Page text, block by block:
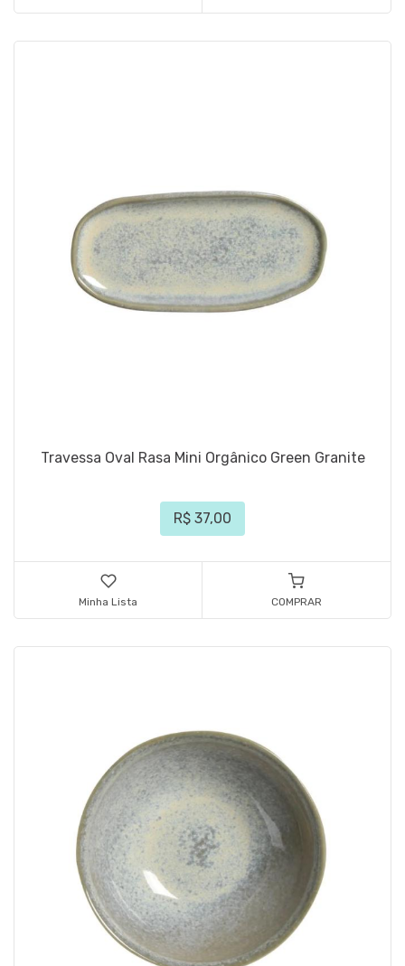
Travessa Oval Rasa Mini Orgânico Green Granite
R$ 37,00
Minha Lista COMPRAR